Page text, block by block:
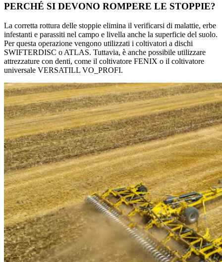
PERCHÉ SI DEVONO ROMPERE LE STOPPIE?
La corretta rottura delle stoppie elimina il verificarsi di malattie, erbe
infestanti e parassiti nel campo e livella anche la superficie del suolo.
Per questa operazione vengono utilizzati i coltivatori a dischi
SWIFTERDISC o ATLAS. Tuttavia, è anche possibile utilizzare
attrezzature con denti, come il coltivatore FENIX o il coltivatore
universale VERSATILL VO_PROFI.